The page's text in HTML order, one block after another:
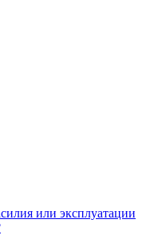
или эксплуатации